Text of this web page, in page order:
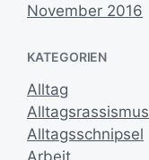
November 2016
KATEGORIEN
Alltag
Alltagsrassismus
Alltagsschnipsel
Arbeit